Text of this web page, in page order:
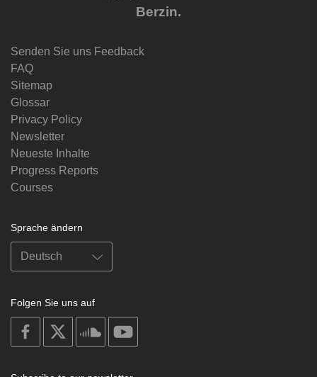
Berzin.
Senden Sie uns Feedback
FAQ
Sitemap
Glossar
Privacy Policy
Newsletter
Neueste Inhalte
Progress Reports
Courses
Sprache ändern
Folgen Sie uns auf
on
facebook
soundcloud